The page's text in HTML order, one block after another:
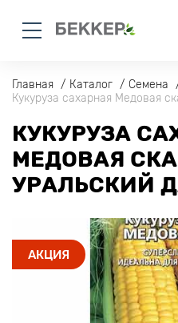
Главная Каталог Семена
Кукуруза сахарная Медовая
КУКУРУЗА
МЕДОВАЯ
УРАЛЬСКИЙ
АКЦИЯ